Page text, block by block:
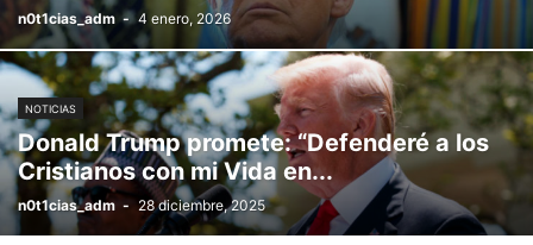
n0t1cias_adm - 4 enero, 2026
NOTICIAS
Donald Trump promete: “Defenderé a los
Cristianos con mi Vida en...
n0t1cias_adm - 28 diciembre, 2025